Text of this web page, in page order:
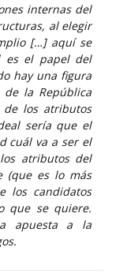
internas del
al elegir
[…] aquí se
es el papel del
hay una figura
la República
los atributos
sería que el
cuál va a ser el
atributos del
(que es lo más
los candidatos
que se quiere.
apuesta a la